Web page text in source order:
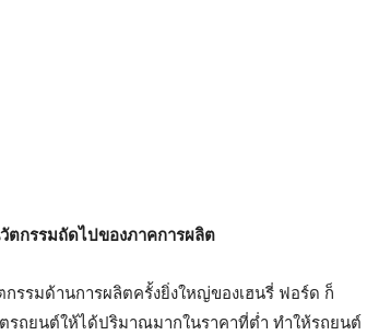
ตกรรมถัดไปของภาคการผลิต
รรมด้านการผลิตครั้งยิ่งใหญ่ของเฮนรี่ ฟอร์ด ก็
รถยนต์ให้ได้ปริมาณมากในราคาที่ต่ำ ทำให้รถยนต์